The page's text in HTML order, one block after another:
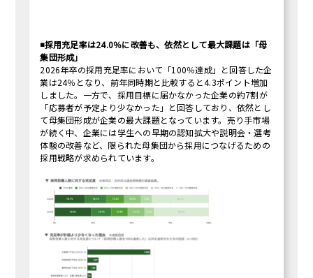
◾️採用充足率は24.0％に改善も、依然として最大課題は「母
集団形成」
2026年卒の採用充足率において「100％達成」と回答した企
業は24％となり、前年同時期と比較すると4.3ポイント増加
しました。一方で、採用目標に届かなかった企業の約7割が
「応募者が予定より少なかった」と回答しており、依然とし
て母集団形成が企業の最大課題となっています。売り手市場
が続く中、企業には学生への早期の認知拡大や説明会・選考
体験の改善など、限られた母集団から採用につなげるための
採用戦略が求められています。